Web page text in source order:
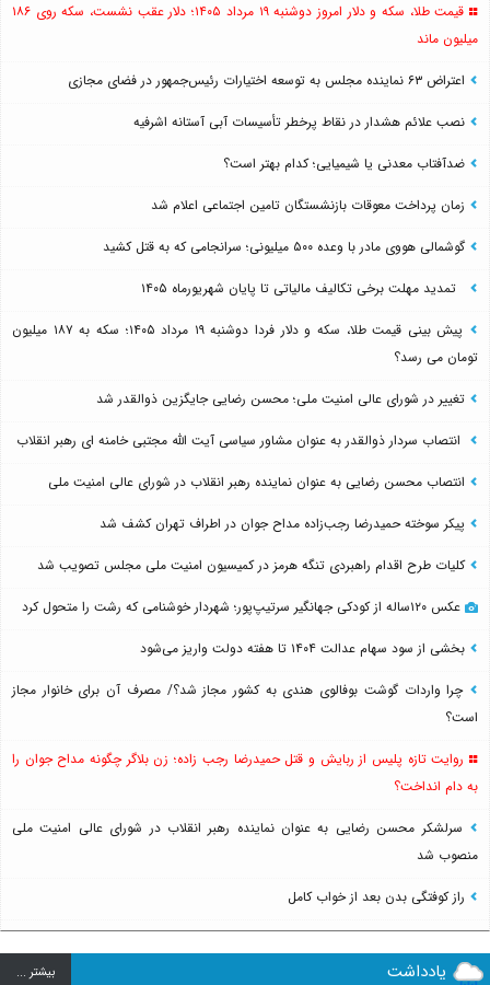
قیمت طلا، سکه و دلار امروز دوشنبه ۱۹ مرداد ۱۴۰۵؛ دلار عقب نشست، سکه روی ۱۸۶
میلیون ماند
اعتراض ۶۳ نماینده مجلس به توسعه اختیارات رئیس‌جمهور در فضای مجازی
نصب علائم هشدار در نقاط پرخطر تأسیسات آبی آستانه اشرفیه
ضدآفتاب‌ معدنی یا شیمیایی؛ کدام بهتر است؟
زمان پرداخت معوقات بازنشستگان تامین اجتماعی اعلام شد
گوشمالی هووی مادر با وعده ۵۰۰ میلیونی؛ سرانجامی که به قتل کشید
تمدید مهلت برخی تکالیف مالیاتی تا پایان شهریورماه ۱۴۰۵
پیش بینی قیمت طلا، سکه و دلار فردا دوشنبه ۱۹ مرداد ۱۴۰۵؛ سکه به ۱۸۷ میلیون
تومان می رسد؟
تغییر در شورای عالی امنیت ملی؛ محسن رضایی جایگزین ذوالقدر شد
انتصاب سردار ذوالقدر به عنوان مشاور سیاسی آیت الله مجتبی خامنه ای رهبر انقلاب
انتصاب محسن رضایی به عنوان نماینده رهبر انقلاب در شورای عالی امنیت ملی
پیکر سوخته حمیدرضا رجب‌زاده مداح جوان در اطراف تهران کشف شد
کلیات طرح اقدام راهبردی تنگه هرمز در کمیسیون امنیت ملی مجلس تصویب شد
عکس ۱۲۰ساله از کودکی جهانگیر سرتیپ‌پور؛ شهردار خوشنامی که رشت را متحول کرد
بخشی از سود سهام عدالت ۱۴۰۴ تا هفته دولت واریز می‌شود
چرا واردات گوشت بوفالوی هندی به کشور مجاز شد؟/ مصرف آن برای خانوار مجاز
است؟
روایت تازه پلیس از ربایش و قتل حمیدرضا رجب زاده؛ زن بلاگر چگونه مداح جوان را
به دام انداخت؟
سرلشکر محسن رضایی به عنوان نماینده رهبر انقلاب در شورای عالی امنیت ملی
منصوب شد
راز کوفتگی بدن بعد از خواب کامل
یادداشت بيشتر ...